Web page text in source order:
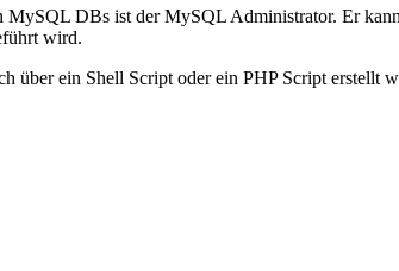
DBs ist der MySQL Administrator. Er
wird.
über ein Shell Script oder ein PHP Script erstellt